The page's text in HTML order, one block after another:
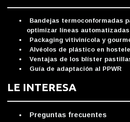
Bandejas termoconformadas
optimizar líneas
Packaging vitivinícola y
Alvéolos de plástico en
Ventajas de los blíster
Guía de adaptación al PPWR
LE INTERESA
Preguntas frecuentes